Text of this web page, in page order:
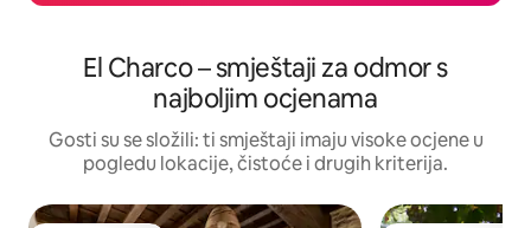
El Charco – smještaji za odmor s
najboljim ocjenama
Gosti su se složili: ti smještaji imaju visoke ocjene u
pogledu lokacije, čistoće i drugih kriterija.